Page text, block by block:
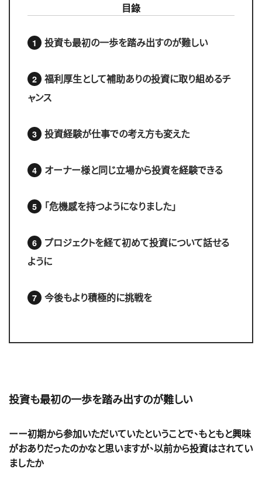
目錄
投資も最初の一歩を踏み出すのが難しい
福利厚生として補助ありの投資に取り組めるチ
ャンス
投資経験が仕事での考え方も変えた
オーナー様と同じ立場から投資を経験できる
「危機感を持つようになりました」
プロジェクトを経て初めて投資について話せる
ように
今後もより積極的に挑戦を
投資も最初の一歩を踏み出すのが難しい
ーー初期から参加いただいていたということで、もともと興味
がおありだったのかなと思いますが、以前から投資はされてい
ましたか